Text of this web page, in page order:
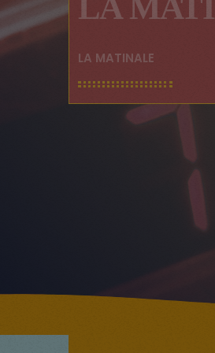
LA
LA MATINALE